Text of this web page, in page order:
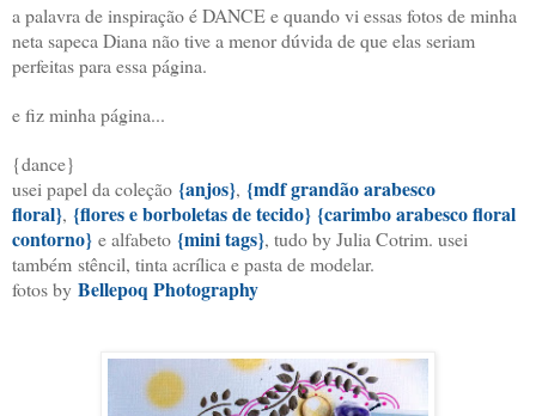
a palavra de inspiração é DANCE e quando vi essas fotos de minha
neta sapeca Diana não tive a menor dúvida de que elas seriam
perfeitas para essa página.
e fiz minha página...
{dance}
usei papel da coleção {anjos}, {mdf grandão arabesco
floral}, {flores e borboletas de tecido} {carimbo arabesco floral
contorno} e alfabeto {mini tags}, tudo by Julia Cotrim. usei
também stêncil, tinta acrílica e pasta de modelar.
fotos by Bellepoq Photography